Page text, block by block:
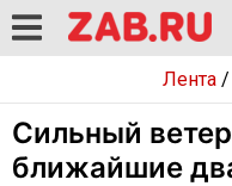
Лента/
Сильный
ближайшие